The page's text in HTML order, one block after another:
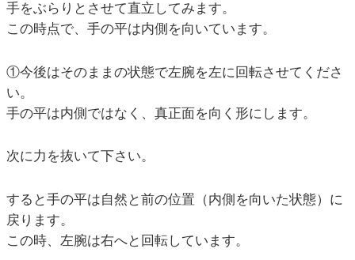
手をぶらりとさせて直立してみます。
この時点で、手の平は内側を向いています。
①今後はそのままの状態で左腕を左に回転させてくださ
い。
手の平は内側ではなく、真正面を向く形にします。
次に力を抜いて下さい。
すると手の平は自然と前の位置（内側を向いた状態）に
戻ります。
この時、左腕は右へと回転しています。